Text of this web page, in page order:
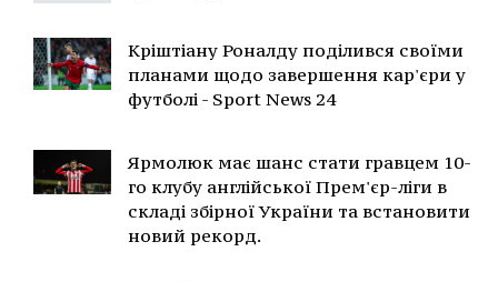
Кріштіану Роналду поділився своїми
планами щодо завершення кар'єри у
футболі - Sport News 24
Ярмолюк має шанс стати гравцем 10-
го клубу англійської Прем'єр-ліги в
складі збірної України та встановити
новий рекорд.